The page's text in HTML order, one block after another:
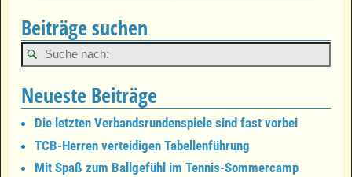
Beiträge suchen
Neueste Beiträge
Die letzten Verbandsrundenspiele sind fast vorbei
TCB-Herren verteidigen Tabellenführung
Mit Spaß zum Ballgefühl im Tennis-Sommercamp